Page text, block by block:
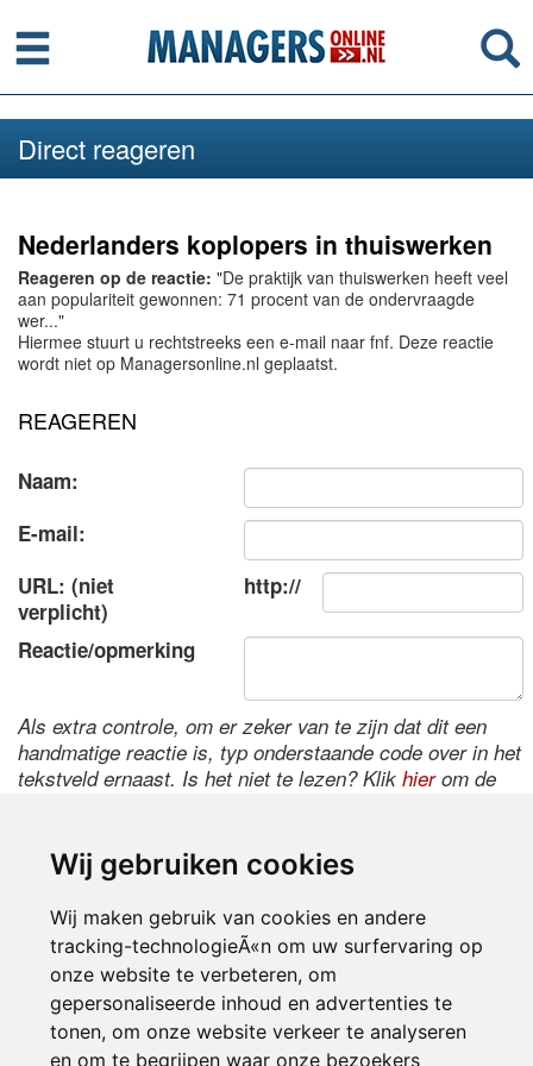
Wij gebruiken cookies
Wij maken gebruik van cookies en andere
tracking-technologieÃ«n om uw surfervaring op
onze website te verbeteren, om
gepersonaliseerde inhoud en advertenties te
tonen, om onze website verkeer te analyseren
en om te begrijpen waar onze bezoekers
Menu
Direct reageren
Nederlanders koplopers in thuiswerken
Reageren op de reactie: "De praktijk van thuiswerken heeft veel
aan populariteit gewonnen: 71 procent van de ondervraagde
wer..."
Hiermee stuurt u rechtstreeks een e-mail naar fnf. Deze reactie
wordt niet op Managersonline.nl geplaatst.
REAGEREN
Naam:
E-mail:
URL: (niet
verplicht)
http://
Reactie/opmerking
Als extra controle, om er zeker van te zijn dat dit een
handmatige reactie is, typ onderstaande code over in het
tekstveld ernaast. Is het niet te lezen? Klik hierom de